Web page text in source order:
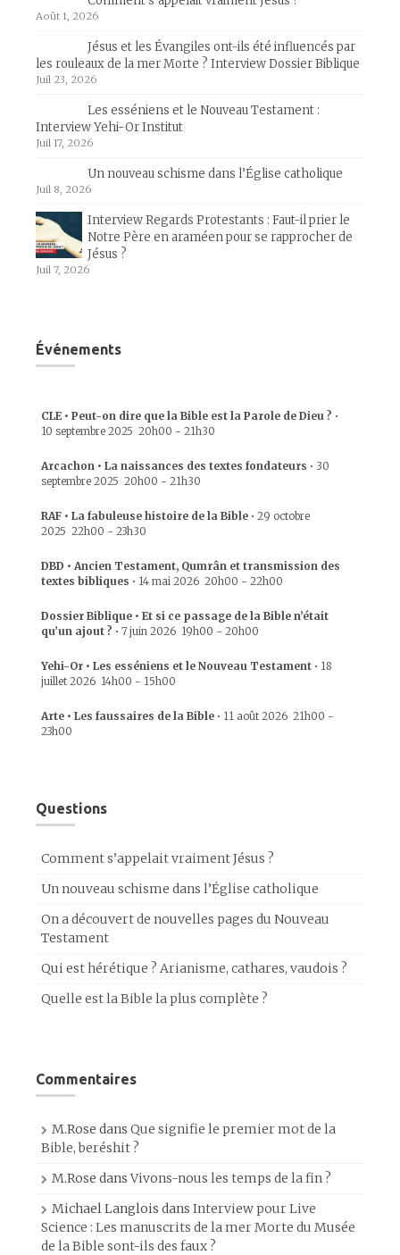
Août 1, 2026
Jésus et les Évangiles ont-ils été influencés par
les rouleaux de la mer Morte ? Interview Dossier Biblique
Juil 23, 2026
Les esséniens et le Nouveau Testament :
Interview Yehi-Or Institut
Juil 17, 2026
Un nouveau schisme dans l’Église catholique
Juil 8, 2026
Interview Regards Protestants : Faut-il prier le
Notre Père en araméen pour se rapprocher de
Jésus ?
Juil 7, 2026
Événements
CLE • Peut-on dire que la Bible est la Parole de Dieu ? •
10 septembre 2025 20h00 - 21h30
Arcachon • La naissances des textes fondateurs • 30
septembre 2025 20h00 - 21h30
RAF • La fabuleuse histoire de la Bible • 29 octobre
2025 22h00 - 23h30
DBD • Ancien Testament, Qumrân et transmission des
textes bibliques • 14 mai 2026 20h00 - 22h00
Dossier Biblique • Et si ce passage de la Bible n’était
qu’un ajout ? • 7 juin 2026 19h00 - 20h00
Yehi-Or • Les esséniens et le Nouveau Testament • 18
juillet 2026 14h00 - 15h00
Arte • Les faussaires de la Bible • 11 août 2026 21h00 -
23h00
Questions
Comment s’appelait vraiment Jésus ?
Un nouveau schisme dans l’Église catholique
On a découvert de nouvelles pages du Nouveau
Testament
Qui est hérétique ? Arianisme, cathares, vaudois ?
Quelle est la Bible la plus complète ?
Commentaires
M.Rose dans Que signifie le premier mot de la
Bible, beréshit ?
M.Rose dansVivons-nous les temps de la fin ?
Michael Langlois dans Interview pour Live
Science : Les manuscrits de la mer Morte du Musée
de la Bible sont-ils des faux ?